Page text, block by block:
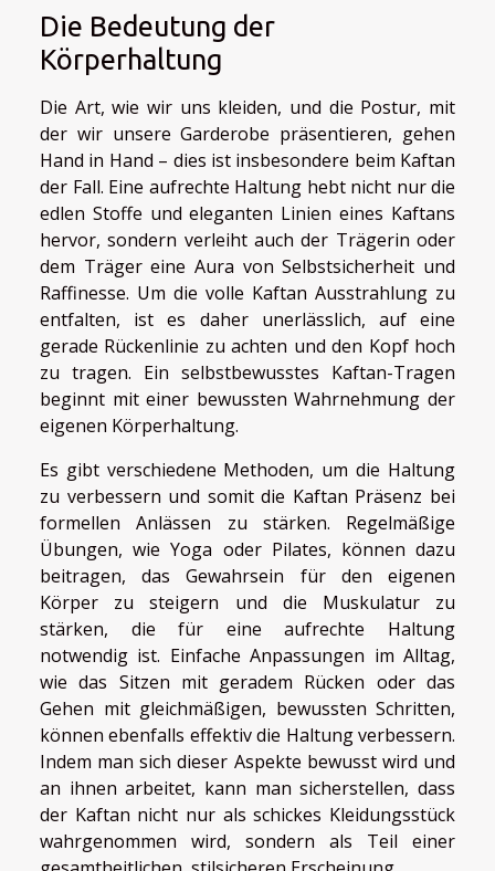
Die Bedeutung der
Körperhaltung
Die Art, wie wir uns kleiden, und die Postur, mit
der wir unsere Garderobe präsentieren, gehen
Hand in Hand – dies ist insbesondere beim Kaftan
der Fall. Eine aufrechte Haltung hebt nicht nur die
edlen Stoffe und eleganten Linien eines Kaftans
hervor, sondern verleiht auch der Trägerin oder
dem Träger eine Aura von Selbstsicherheit und
Raffinesse. Um die volle Kaftan Ausstrahlung zu
entfalten, ist es daher unerlässlich, auf eine
gerade Rückenlinie zu achten und den Kopf hoch
zu tragen. Ein selbstbewusstes Kaftan-Tragen
beginnt mit einer bewussten Wahrnehmung der
eigenen Körperhaltung.
Es gibt verschiedene Methoden, um die Haltung
zu verbessern und somit die Kaftan Präsenz bei
formellen Anlässen zu stärken. Regelmäßige
Übungen, wie Yoga oder Pilates, können dazu
beitragen, das Gewahrsein für den eigenen
Körper zu steigern und die Muskulatur zu
stärken, die für eine aufrechte Haltung
notwendig ist. Einfache Anpassungen im Alltag,
wie das Sitzen mit geradem Rücken oder das
Gehen mit gleichmäßigen, bewussten Schritten,
können ebenfalls effektiv die Haltung verbessern.
Indem man sich dieser Aspekte bewusst wird und
an ihnen arbeitet, kann man sicherstellen, dass
der Kaftan nicht nur als schickes Kleidungsstück
wahrgenommen wird, sondern als Teil einer